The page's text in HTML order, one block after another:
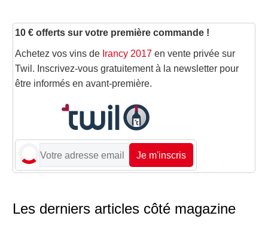
10 € offerts sur votre première commande !
Achetez vos vins de Irancy 2017 en vente privée sur
Twil. Inscrivez-vous gratuitement à la newsletter pour
être informés en avant-première.
Je m'inscris
Les derniers articles côté magazine